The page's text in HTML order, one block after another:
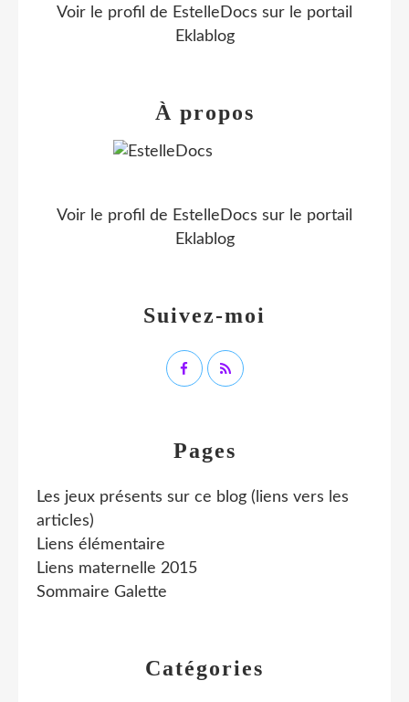
Catégories
Pages
Les jeux présents sur ce blog (liens vers les
articles)
Liens élémentaire
Liens maternelle 2015
Sommaire Galette
Voir le profil de EstelleDocs sur le portail
Eklablog
Suivez-moi
À propos
Voir le profil de EstelleDocs sur le portail
Eklablog